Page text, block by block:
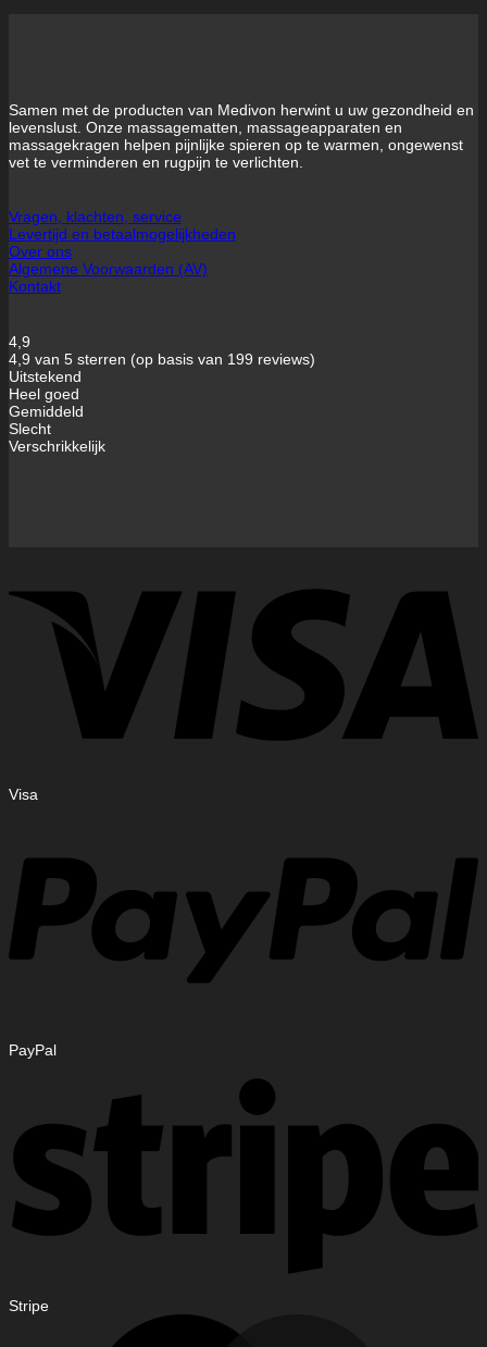
Samen met de producten van Medivon herwint u uw gezondheid en
levenslust. Onze massagematten, massageapparaten en
massagekragen helpen pijnlijke spieren op te warmen, ongewenst
vet te verminderen en rugpijn te verlichten.
Vragen, klachten, service
Levertijd en betaalmogelijkheden
Over ons
Algemene Voorwaarden (AV)
Kontakt
4,9
4,9 van 5 sterren (op basis van 199 reviews)
Uitstekend
Heel goed
Gemiddeld
Slecht
Verschrikkelijk
Visa
PayPal
Stripe